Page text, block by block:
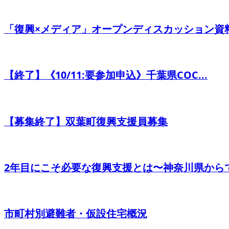
「復興×メディア」オープンディスカッション資
【終了】《10/11:要参加申込》千葉県COC...
【募集終了】双葉町復興支援員募集
2年目にこそ必要な復興支援とは〜神奈川県から
市町村別避難者・仮設住宅概況